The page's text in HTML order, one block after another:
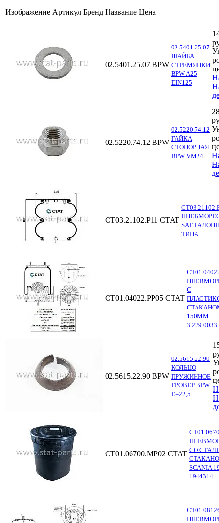
Изображение Артикул Бренд Название Цена
02.5401.25.07 BPW
02.5401.25.07
ШАЙБА
СТРЕМЯНКИ
BPW A25
DIN125
02.5220.74.12 BPW
02.5220.74.12
ГАЙКА
СТОПОРНАЯ
BPW VM24
СТ03.21102.P11 CTAT
SAF
ТИПА
СТ01.04022.PP05 CTAT
С
150ММ
02.5615.22.90 BPW
02.5615.22.90
КОЛЬЦО
ПРУЖИННОЕ
ГРОВЕР BPW
D=22,5
СТ01.06700.MP02 CTAT СО
SCANIA
1944314